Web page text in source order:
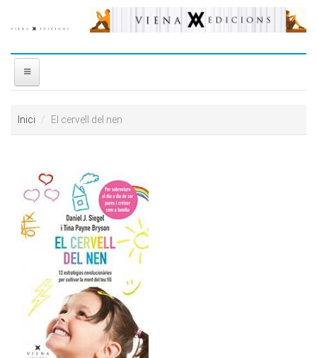
DISTRIBUÏDORA
PREMIS
CONTACTE
Inici El cervell del nen